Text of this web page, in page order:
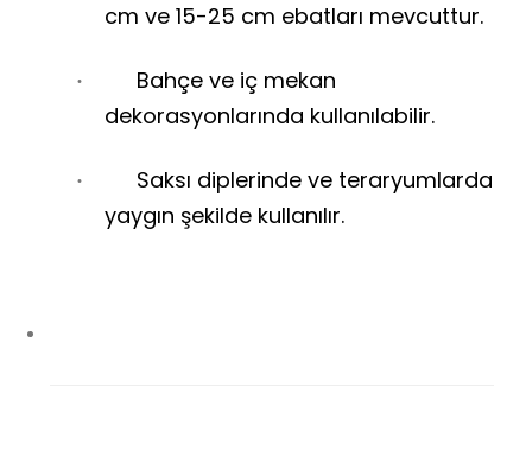
cm ve 15-25 cm ebatları mevcuttur.
·
Bahçe ve iç mekan
dekorasyonlarında kullanılabilir.
·
Saksı diplerinde ve teraryumlarda
yaygın şekilde kullanılır.